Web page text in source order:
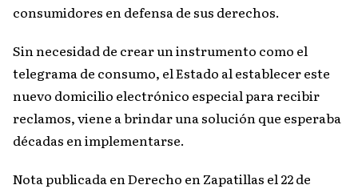
consumidores en defensa de sus derechos.
Sin necesidad de crear un instrumento como el
telegrama de consumo, el Estado al establecer este
nuevo domicilio electrónico especial para recibir
reclamos, viene a brindar una solución que esperaba
décadas en implementarse.
Nota publicada en Derecho en Zapatillas el 22 de